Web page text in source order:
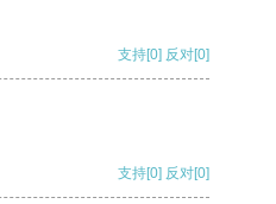
支持[0] 反对[0]
支持[0] 反对[0]